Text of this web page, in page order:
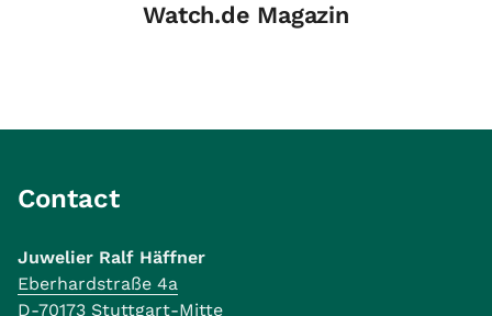
Watch.de Magazin
Contact
Juwelier Ralf Häffner
Eberhardstraße 4a
D-70173 Stuttgart-Mitte